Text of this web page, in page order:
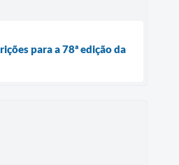
para a 78ª edição da